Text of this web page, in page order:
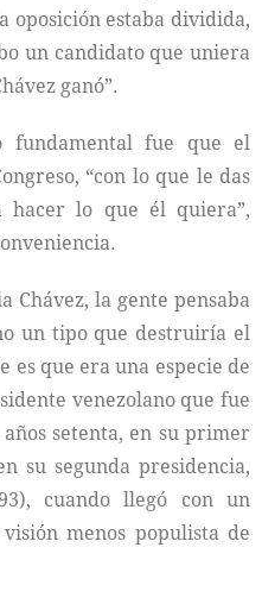
oposición estaba dividida,
un candidato que uniera
ganó”.
fundamental fue que el
“con lo que le das
lo que él quiera”,
Chávez, la gente pensaba
un tipo que destruiría el
es que era una especie de
venezolano que fue
setenta, en su primer
su segunda presidencia,
cuando llegó con un
menos populista de